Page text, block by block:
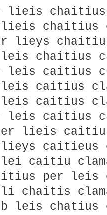
lieis chaitius
chaitius
lieys
chaitius
leis caitius
caitius
caitius
leis caitius
lieis
caitieus
caitiu
per leis
li chaitis
leis chatius